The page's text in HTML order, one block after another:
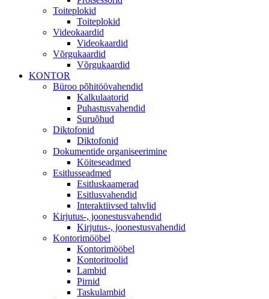
Toiteplokid
Toiteplokid
Videokaardid
Videokaardid
Võrgukaardid
Võrgukaardid
KONTOR
Büroo põhitöövahendid
Kalkulaatorid
Puhastusvahendid
Suruõhud
Diktofonid
Diktofonid
Dokumentide organiseerimine
Köiteseadmed
Esitlusseadmed
Esitluskaamerad
Esitlusvahendid
Interaktiivsed tahvlid
Kirjutus-, joonestusvahendid
Kirjutus-, joonestusvahendid
Kontorimööbel
Kontorimööbel
Kontoritoolid
Lambid
Pirnid
Taskulambid